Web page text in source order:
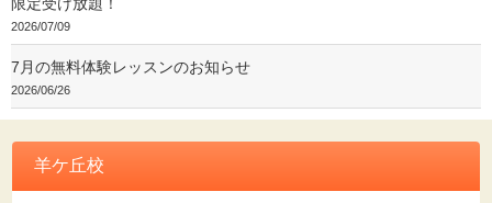
2026/07/09
7月の無料体験レッスンのお知らせ
2026/06/26
羊ケ丘校